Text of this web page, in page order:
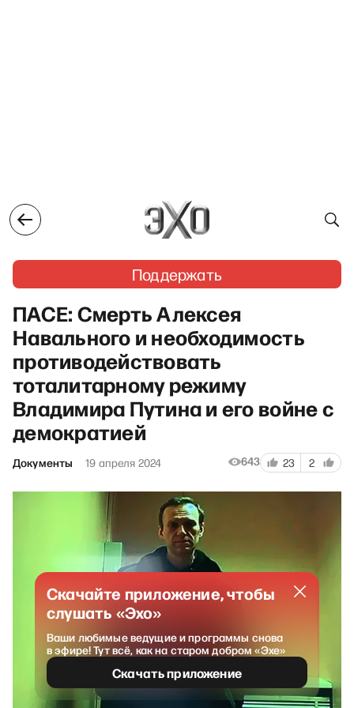
Поддержать
ПАСЕ: Смерть Алексея
Навального и необходимость
противодействовать
тоталитарному режиму
Владимира Путина и его войне с
демократией
Документы 19 апреля 2024 643 23 2
Скачайте приложение, чтобы
слушать «Эхо»
Ваши любимые ведущие и программы снова
в эфире! Тут всё, как на старом добром «Эхе»
Скачать приложение